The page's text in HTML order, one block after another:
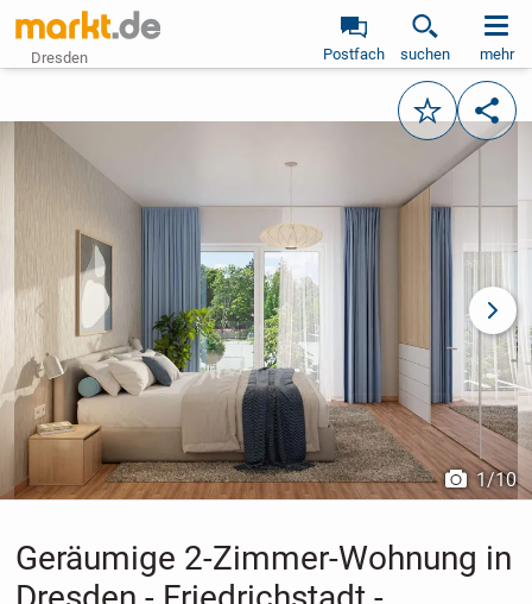
Dresden Postfach suchen mehr
Merken
vorheriges Bild
1/10
Geräumige 2-Zimmer-Wohnung in